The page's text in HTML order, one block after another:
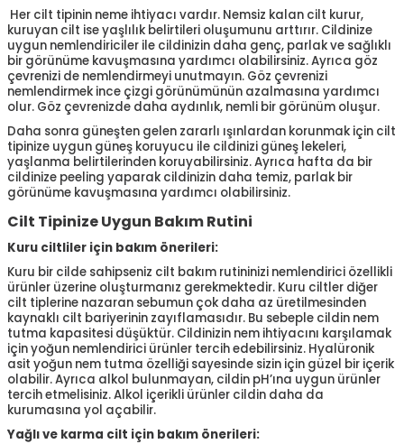
Her cilt tipinin neme ihtiyacı vardır. Nemsiz kalan cilt kurur,
kuruyan cilt ise yaşlılık belirtileri oluşumunu arttırır. Cildinize
uygun nemlendiriciler ile cildinizin daha genç, parlak ve sağlıklı
bir görünüme kavuşmasına yardımcı olabilirsiniz. Ayrıca göz
çevrenizi de nemlendirmeyi unutmayın. Göz çevrenizi
nemlendirmek ince çizgi görünümünün azalmasına yardımcı
olur. Göz çevrenizde daha aydınlık, nemli bir görünüm oluşur.
Daha sonra güneşten gelen zararlı ışınlardan korunmak için cilt
tipinize uygun güneş koruyucu ile cildinizi güneş lekeleri,
yaşlanma belirtilerinden koruyabilirsiniz. Ayrıca hafta da bir
cildinize peeling yaparak cildinizin daha temiz, parlak bir
görünüme kavuşmasına yardımcı olabilirsiniz.
Cilt Tipinize Uygun Bakım Rutini
Kuru ciltliler için bakım önerileri:
Kuru bir cilde sahipseniz cilt bakım rutininizi nemlendirici özellikli
ürünler üzerine oluşturmanız gerekmektedir. Kuru ciltler diğer
cilt tiplerine nazaran sebumun çok daha az üretilmesinden
kaynaklı cilt bariyerinin zayıflamasıdır. Bu sebeple cildin nem
tutma kapasitesi düşüktür. Cildinizin nem ihtiyacını karşılamak
için yoğun nemlendirici ürünler tercih edebilirsiniz. Hyalüronik
asit yoğun nem tutma özelliği sayesinde sizin için güzel bir içerik
olabilir. Ayrıca alkol bulunmayan, cildin pH’ına uygun ürünler
tercih etmelisiniz. Alkol içerikli ürünler cildin daha da
kurumasına yol açabilir.
Yağlı ve karma cilt için bakım önerileri: